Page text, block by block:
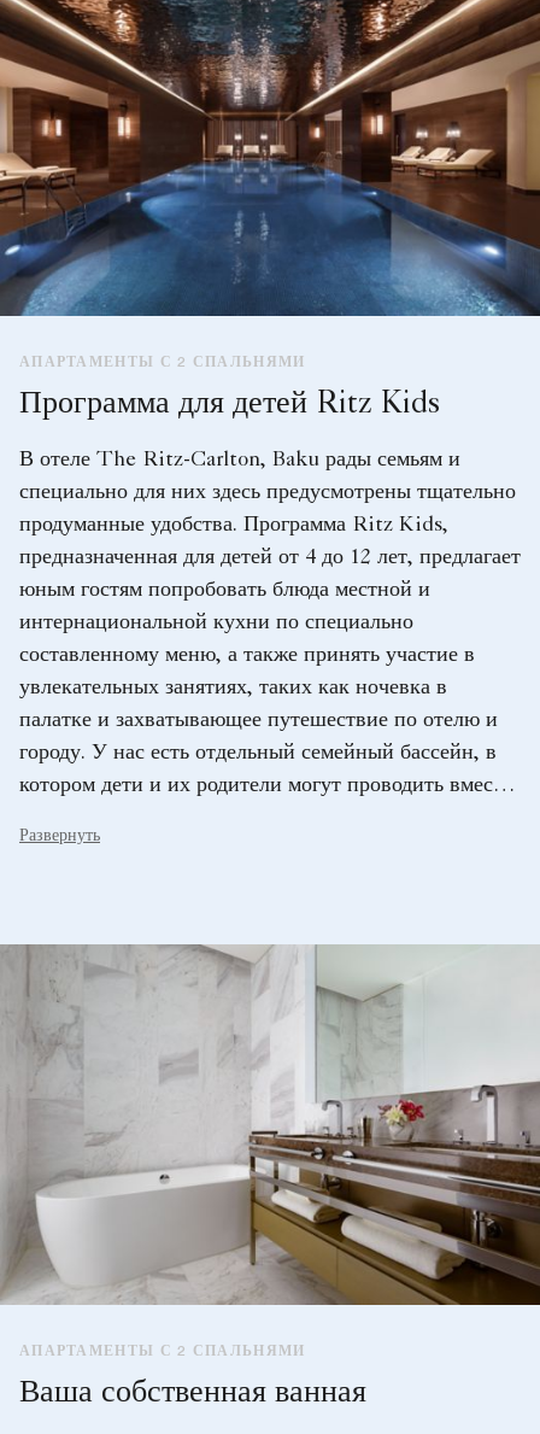
АПАРТАМЕНТЫ С 2 СПАЛЬНЯМИ
Программа для детей Ritz Kids
В отеле The Ritz-Carlton, Baku рады семьям и
специально для них здесь предусмотрены тщательно
продуманные удобства. Программа Ritz Kids,
предназначенная для детей от 4 до 12 лет, предлагает
юным гостям попробовать блюда местной и
интернациональной кухни по специально
составленному меню, а также принять участие в
увлекательных занятиях, таких как ночевка в
палатке и захватывающее путешествие по отелю и
городу. У нас есть отдельный семейный бассейн, в
котором дети и их родители могут проводить вместе
Развернуть
АПАРТАМЕНТЫ С 2 СПАЛЬНЯМИ
Ваша собственная ванная